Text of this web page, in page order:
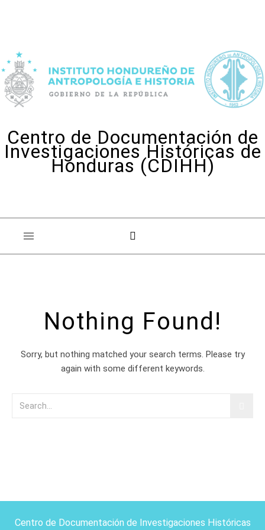
Centro de Documentación de
Investigaciones Históricas de
Honduras (CDIHH)
Nothing Found!
Sorry, but nothing matched your search terms. Please try
again with some different keywords.
Centro de Documentación de Investigaciones Históricas